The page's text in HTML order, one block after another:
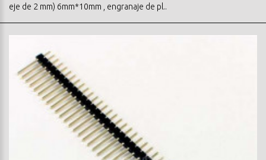
eje de 2 mm) 6mm*10mm , engranaje de pl..